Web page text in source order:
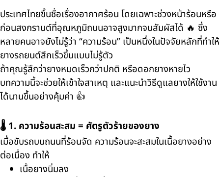
ประเทศไทยขึ้นชื่อเรื่องอากาศร้อน โดยเฉพาะช่วงหน้าร้อนหรือ
ก่อนสงกรานต์ที่อุณหภูมิถนนอาจสูงมากจนสัมผัสได้ 🔥 ซึ่ง
หลายคนอาจยังไม่รู้ว่า “ความร้อน” เป็นหนึ่งในปัจจัยหลักที่ทำให้
ยางรถยนต์สึกเร็วขึ้นแบบไม่รู้ตัว
ถ้าคุณรู้สึกว่ายางหมดเร็วกว่าปกติ หรือดอกยางหายไว
บทความนี้จะช่วยให้เข้าใจสาเหตุ และแนะนำวิธีดูแลยางให้ใช้งาน
ได้นานขึ้นอย่างคุ้มค่า 👍
🌡️ 1. ความร้อนสะสม = ศัตรูตัวร้ายของยาง
เมื่อขับรถบนถนนที่ร้อนจัด ความร้อนจะสะสมในเนื้อยางอย่าง
ต่อเนื่อง ทำให้
เนื้อยางนิ่มลง